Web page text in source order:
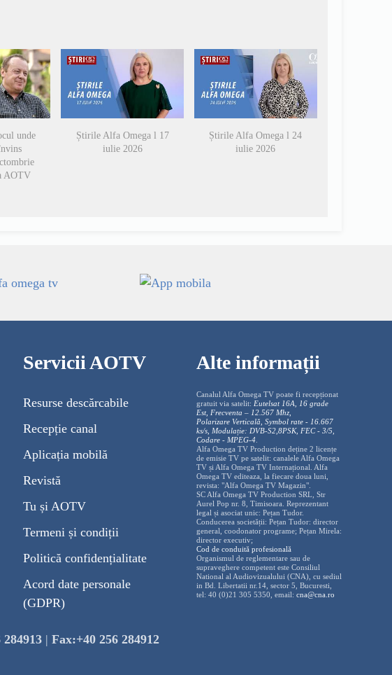
unde
AOTV
Știrile Alfa Omega l 17
iulie 2026
Știrile Alfa Omega l 24
iulie 2026
Servicii AOTV
Resurse descărcabile
Recepție canal
Aplicația mobilă
Revistă
Tu și AOTV
Termeni și condiții
Politică confidențialitate
Acord date personale
(GDPR)
Alte informații
Canalul Alfa Omega TV poate fi recepționat
gratuit via satelit: Eutelsat 16A, 16 grade
Est, Frecventa – 12.567 Mhz,
Polarizare Verticală, Symbol rate - 16.667
ks/s, Modulație: DVB-S2,8PSK, FEC - 3/5,
Codare - MPEG-4
Alfa Omega TV Production deține 2 licențe
de emisie TV pe satelit: canalele Alfa Omega
TV și Alfa Omega TV Internațional. Alfa
Omega TV editeaza, la fiecare doua luni,
revista: "Alfa Omega TV Magazin".
SC Alfa Omega TV Production SRL, Str
Aurel Pop nr. 8, Timisoara. Reprezentant
legal și asociat unic: Pețan Tudor.
Conducerea societății: Pețan Tudor: director
general, coodonator programe; Pețan Mirela:
director executiv;
Cod de conduită profesională
Organismul de reglementare sau de
supraveghere competent este Consiliul
National al Audiovizualului (CNA), cu sediul
in Bd. Libertatii nr.14, sector 5, Bucuresti,
tel: 40 (0)21 305 5350, email: cna@cna.ro
| Fax:+40 256 284912